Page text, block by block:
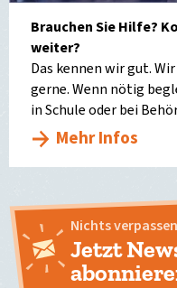
Brauchen Sie Hilfe?
weiter?
Das kennen wir gut.
gerne. Wenn nötig
in Schule oder bei
Mehr Infos
Nichts verpassen
Jetzt